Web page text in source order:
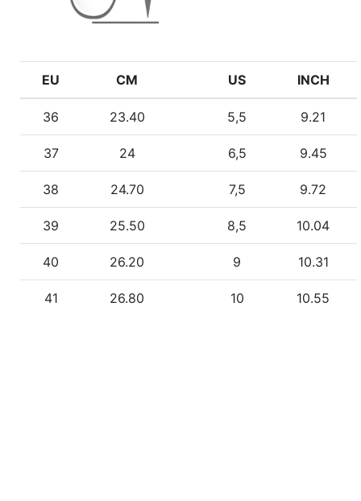
EU CM US INCH
36 23.40 5,5 9.21
37 24 6,5 9.45
38 24.70 7,5 9.72
39 25.50 8,5 10.04
40 26.20 9 10.31
41 26.80 10 10.55